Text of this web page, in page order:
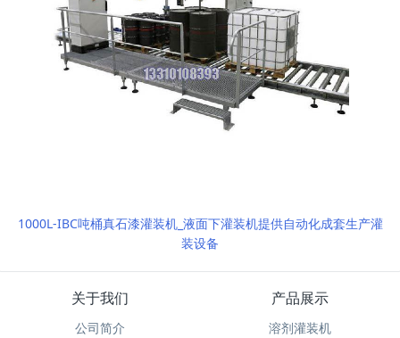
1000L-IBC吨桶真石漆灌装机_液面下灌装机提供自动化成套生产灌
装设备
关于我们
公司简介
产品展示
溶剂灌装机